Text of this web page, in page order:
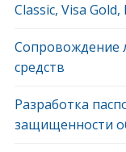
Classic, Visa
Сопровождение
средств
Разработка
защищенности